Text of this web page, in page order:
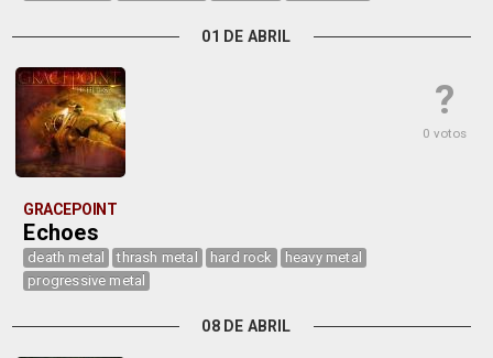
01 DE ABRIL
?
0 votos
GRACEPOINT
Echoes
death metal thrash metal hard rock
heavy metal
progressive metal
08 DE ABRIL